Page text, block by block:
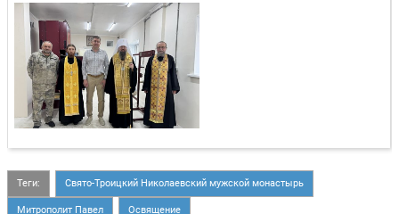
Теги: Свято-Троицкий Николаевский мужской монастырь
Митрополит Павел Освящение